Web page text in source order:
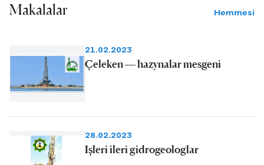
Makalalar Hemmesi
21.02.2023
Çeleken — hazynalar mesgeni
28.02.2023
Işleri ileri gidrogeologlar